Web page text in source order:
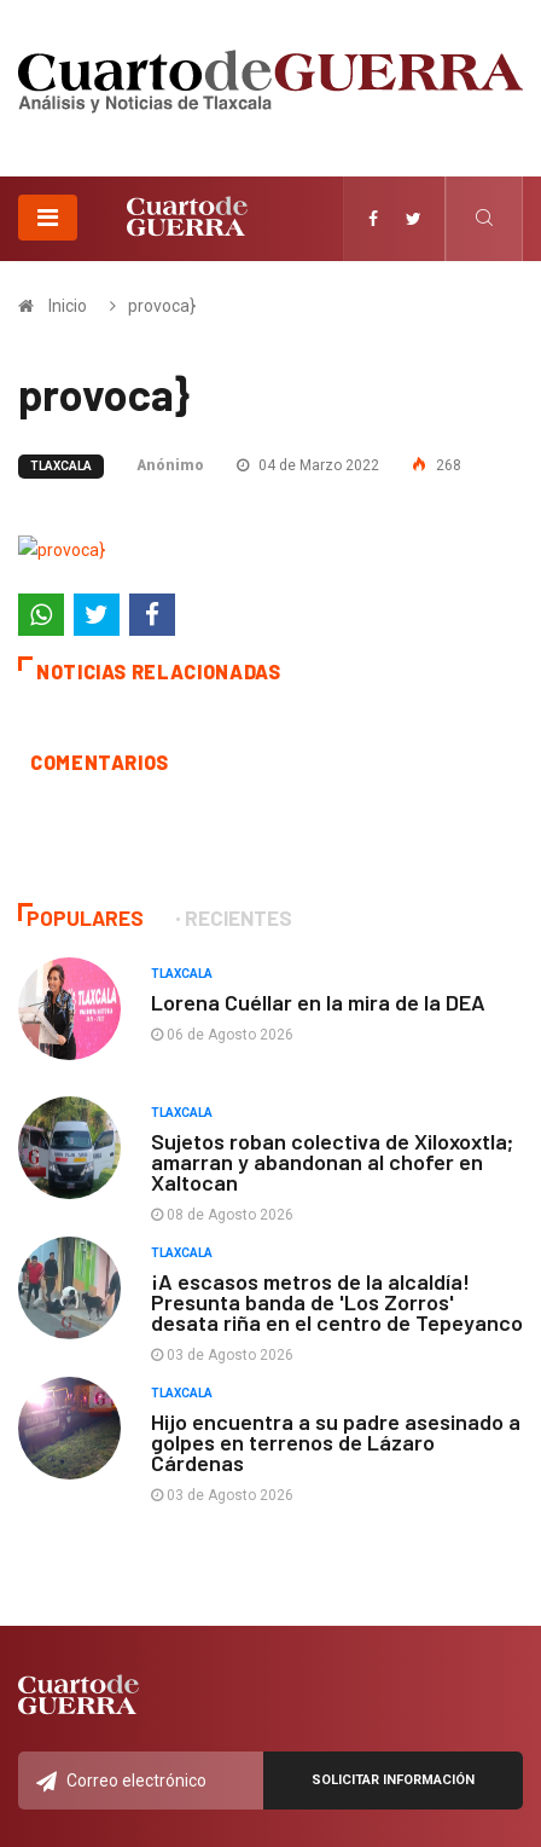
Inicio provoca}
provoca}
TLAXCALA Anónimo 04 de Marzo 2022 268
NOTICIAS RELACIONADAS
COMENTARIOS
POPULARES RECIENTES
TLAXCALA
Lorena Cuéllar en la mira de la DEA
06 de Agosto 2026
TLAXCALA
Sujetos roban colectiva de Xiloxoxtla;
amarran y abandonan al chofer en
Xaltocan
08 de Agosto 2026
TLAXCALA
¡A escasos metros de la alcaldía!
Presunta banda de 'Los Zorros'
desata riña en el centro de Tepeyanco
03 de Agosto 2026
TLAXCALA
Hijo encuentra a su padre asesinado a
golpes en terrenos de Lázaro
Cárdenas
03 de Agosto 2026